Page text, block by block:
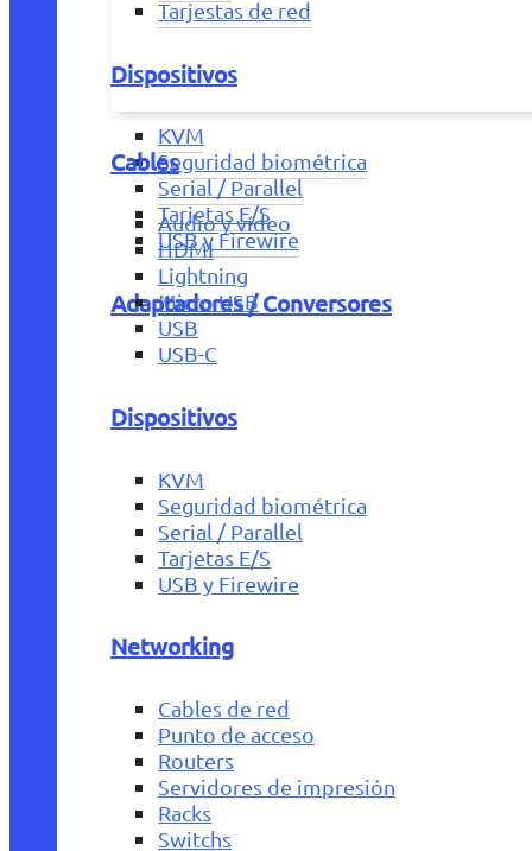
Tarjestas de red
Dispositivos
KVM
Seguridad biométrica
Serial / Parallel
Tarjetas E/S
USB y Firewire
Adaptadores / Conversores
Cables
Audio y vídeo
HDMI
Lightning
Micro USB
USB
USB-C
Dispositivos
KVM
Seguridad biométrica
Serial / Parallel
Tarjetas E/S
USB y Firewire
Networking
Cables de red
Punto de acceso
Routers
Servidores de impresión
Racks
Switchs